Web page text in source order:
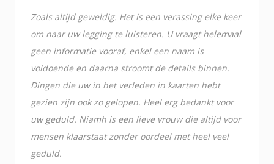
Zoals altijd geweldig. Het is een verassing elke keer
om naar uw legging te luisteren. U vraagt helemaal
geen informatie vooraf, enkel een naam is
voldoende en daarna stroomt de details binnen.
Dingen die uw in het verleden in kaarten hebt
gezien zijn ook zo gelopen. Heel erg bedankt voor
uw geduld. Niamh is een lieve vrouw die altijd voor
mensen klaarstaat zonder oordeel met heel veel
geduld.